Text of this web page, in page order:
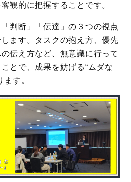
観的に把握することです。
判断」「伝達」の３つの視点
ます。タスクの抱え方、優先
伝え方など、無意識に行って
とで、成果を妨げる“ムダな
ます。